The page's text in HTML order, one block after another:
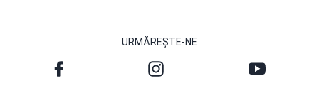
URMĂREȘTE-NE